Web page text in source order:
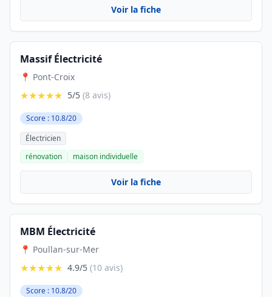
Voir la fiche
Massif Électricité
📍 Pont-Croix
★★★★★ 5/5 (8 avis)
Score : 10.8/20
Électricien
rénovation
maison individuelle
Voir la fiche
MBM Électricité
📍 Poullan-sur-Mer
★★★★★ 4.9/5 (10 avis)
Score : 10.8/20